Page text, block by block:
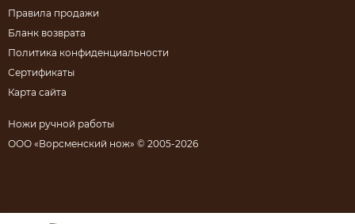
Правила продажи
Бланк возврата
Политика конфиденциальности
Сертификаты
Карта сайта
Ножи ручной работы
ООО «Ворсменский нож» © 2005-2026